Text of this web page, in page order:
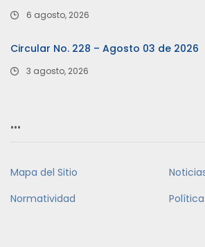
6 agosto, 2026
Circular No. 228 – Agosto 03 de 2026
3 agosto, 2026
…
Mapa del Sitio
Normatividad